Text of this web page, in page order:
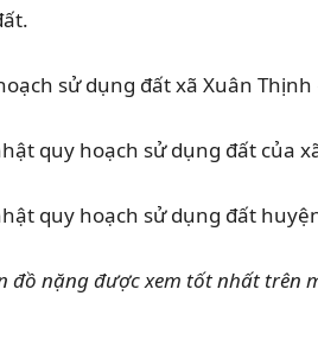
sử dụng đất xã Xuân
quy hoạch sử dụng đất của
quy hoạch sử dụng đất
đồ nặng được xem tốt nhất trên